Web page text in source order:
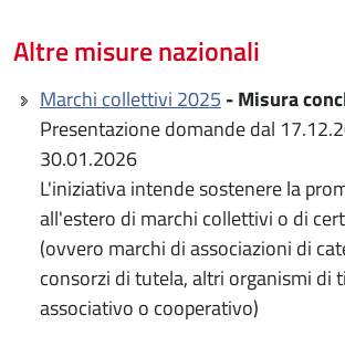
Altre misure nazionali
Marchi collettivi 2025 - Misura
Presentazione domande dal
30.01.2026
L'iniziativa intende sostenere la
all'estero di marchi collettivi o di
(ovvero marchi di associazioni di
consorzi di tutela, altri organismi di
associativo o cooperativo)